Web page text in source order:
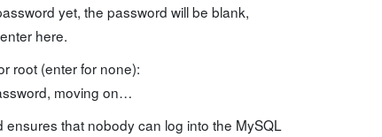
yet, the password will be blank,
here.
root (enter for none):
moving on…
ensures that nobody can log into the MySQL